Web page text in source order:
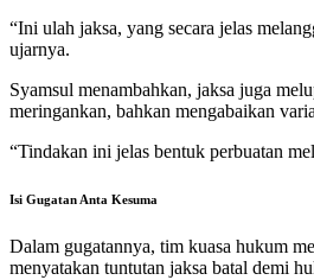
“Ini ulah jaksa, yang secara jelas
ujarnya.
Syamsul menambahkan, jaksa juga
meringankan, bahkan mengabaikan
“Tindakan ini jelas bentuk perbuatan
Isi Gugatan Anta Kesuma
Dalam gugatannya, tim kuasa hukum
menyatakan tuntutan jaksa batal demi